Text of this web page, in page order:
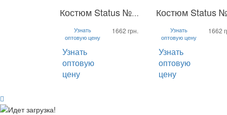
L-XL S-M Костюм Status №2 без капюшона
Узнать
оптовую цену
Узнать
оптовую
цену
1662 грн.
L-XL S-M
Узнать
оптовую цену
Узнать
оптовую
цену
1662